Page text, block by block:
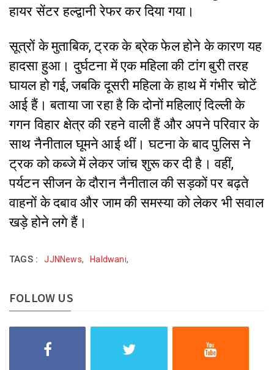
हायर सेंटर हल्द्वानी रेफर कर दिया गया।
सूत्रों के मुताबिक, ट्रक के ब्रेक फेल होने के कारण यह
हादसा हुआ। दुर्घटना में एक महिला की टांग बुरी तरह
घायल हो गई, जबकि दूसरी महिला के हाथ में गंभीर चोटें
आई हैं। बताया जा रहा है कि दोनों महिलाएं दिल्ली के
गगन विहार क्षेत्र की रहने वाली हैं और अपने परिवार के
साथ नैनीताल घूमने आई थीं। घटना के बाद पुलिस ने
ट्रक को कब्जे में लेकर जांच शुरू कर दी है। वहीं,
पर्यटन सीजन के दौरान नैनीताल की सड़कों पर बढ़ते
वाहनों के दबाव और जाम की समस्या को लेकर भी सवाल
खड़े होने लगे हैं।
TAGS : JJNNews, Haldwani,
FOLLOW US